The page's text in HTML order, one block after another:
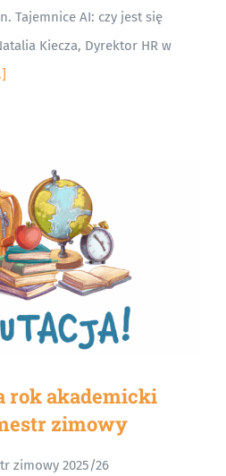
Tajemnice AI: czy jest się
Kiecza, Dyrektor HR w
rok akademicki
zimowy
zimowy 2025/26